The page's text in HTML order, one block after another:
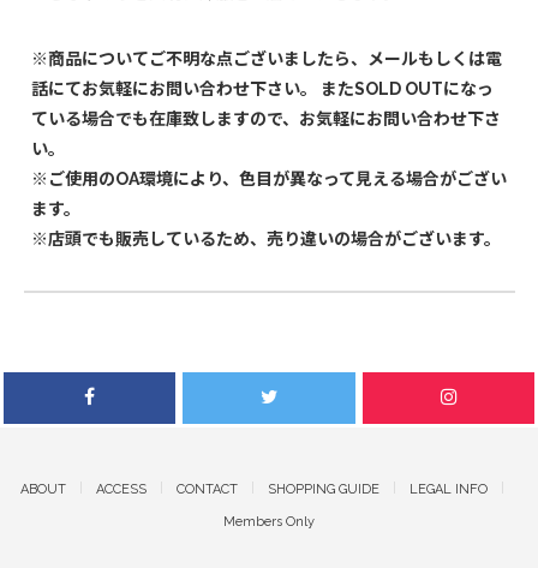
※商品についてご不明な点ございましたら、メールもしくは電
話にてお気軽にお問い合わせ下さい。 またSOLD OUTになっ
ている場合でも在庫致しますので、お気軽にお問い合わせ下さ
い。
※ご使用のOA環境により、色目が異なって見える場合がござい
ます。
※店頭でも販売しているため、売り違いの場合がございます。
ABOUT ACCESS CONTACT SHOPPING GUIDE LEGAL INFO
Members Only